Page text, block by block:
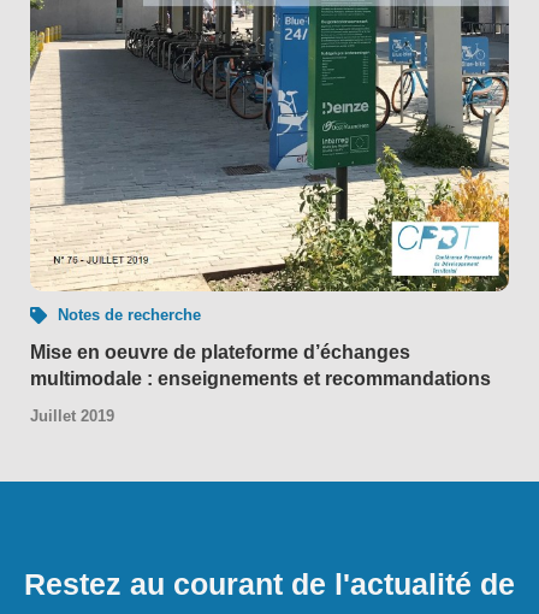
Notes de recherche
Mise en oeuvre de plateforme d’échanges
multimodale : enseignements et recommandations
Juillet 2019
Restez au courant de l'actualité de